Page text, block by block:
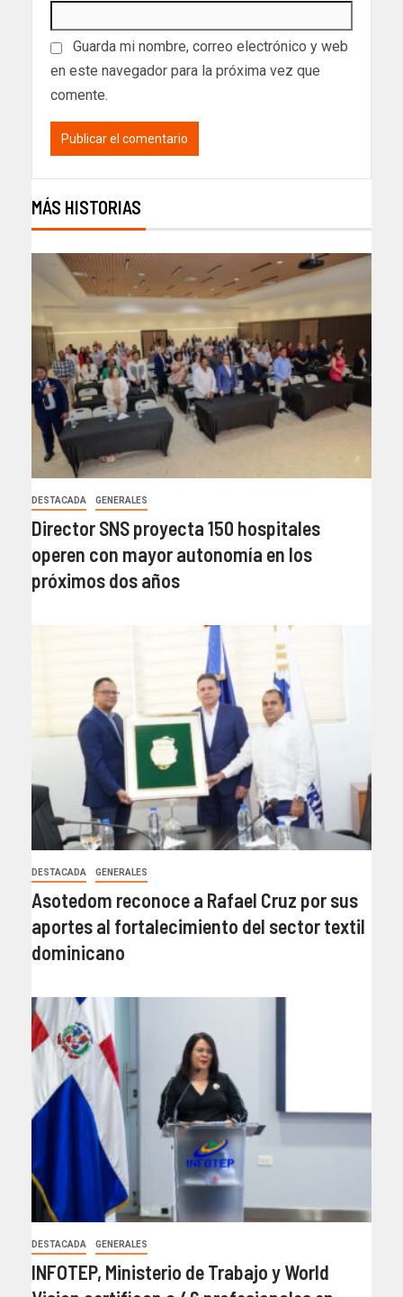
Guarda mi nombre, correo electrónico y web
en este navegador para la próxima vez que
comente.
MÁS HISTORIAS
DESTACADA GENERALES
Director SNS proyecta 150 hospitales
operen con mayor autonomía en los
próximos dos años
DESTACADA GENERALES
Asotedom reconoce a Rafael Cruz por sus
aportes al fortalecimiento del sector textil
dominicano
DESTACADA GENERALES
INFOTEP, Ministerio de Trabajo y World